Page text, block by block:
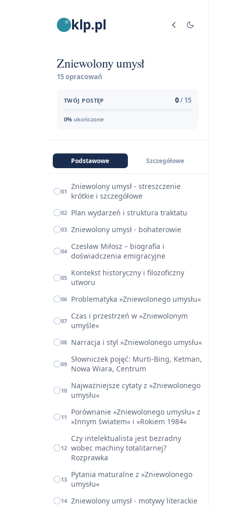
klp.pl
Zniewolony umysł
15 opracowań
TWÓJ POSTĘP 0/ 15
0% ukończone
Podstawowe Szczegółowe
01 Zniewolony umysł - streszczenie
krótkie i szczegółowe
02 Plan wydarzeń i struktura traktatu
03 Zniewolony umysł - bohaterowie
04 Czesław Miłosz – biografia i
doświadczenia emigracyjne
05 Kontekst historyczny i filozoficzny
utworu
06 Problematyka »Zniewolonego umysłu«
07 Czas i przestrzeń w »Zniewolonym
umyśle«
08 Narracja i styl »Zniewolonego umysłu«
09 Słowniczek pojęć: Murti-Bing, Ketman,
Nowa Wiara, Centrum
10 Najważniejsze cytaty z »Zniewolonego
umysłu«
11
Porównanie »Zniewolonego umysłu« z
»Innym światem« i »Rokiem 1984«
12
Czy intelektualista jest bezradny
wobec machiny totalitarnej?
Rozprawka
13 Pytania maturalne z »Zniewolonego
umysłu«
14 Zniewolony umysł - motywy literackie